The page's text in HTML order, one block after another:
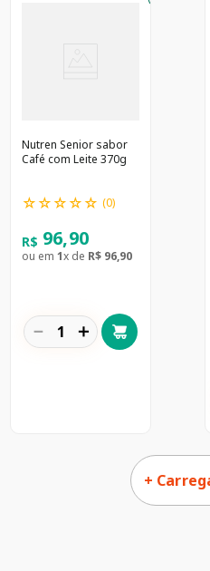
Nutren Senior sabor
Café com Leite 370g
☆☆☆☆☆ (0)
R$ 96,90
ou em 1x de R$ 96,90
＋
－